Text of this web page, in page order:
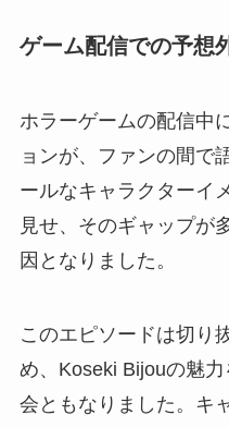
ゲーム配信での予想
ホラーゲームの配信中
ョンが、ファンの間で
ールなキャラクターイ
見せ、そのギャップが
因となりました。
このエピソードは切り
め、Koseki Bijouの魅
会ともなりました。キ